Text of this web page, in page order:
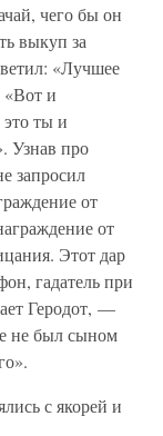
чего бы он
выкуп за
«Лучшее
и
ты и
Узнав про
запросил
от
от
Этот дар
гадатель при
Геродот, —
не был сыном
с якорей и